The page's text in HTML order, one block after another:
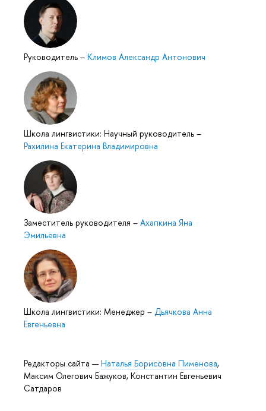
Руководитель – Климов Александр Антонович
Школа лингвистики: Научный руководитель –
Рахилина Екатерина Владимировна
Заместитель руководителя – Ахапкина Яна
Эмильевна
Школа лингвистики: Менеджер – Дьячкова Анна
Евгеньевна
Редакторы сайта —Наталья Борисовна Пименова,
Максим Олегович Бажуков, Константин Евгеньевич
Сатдаров